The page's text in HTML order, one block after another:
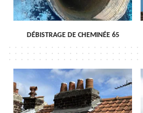
DÉBISTRAGE DE CHEMINÉE 65